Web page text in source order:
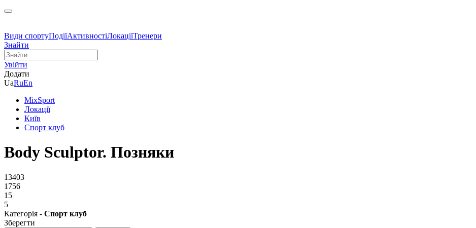
Види спортуПодіїАктивностіЛокаціїТренери
Знайти
Увійти
Додати
UaRuEn
MixSport
Локації
Київ
Спорт клуб
Body Sculptor. Позняки
13403
1756
15
5
Категорія - Спорт клуб
Зберегти